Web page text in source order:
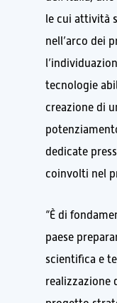
le cui attività
nell’arco dei
tecnologie
creazione di
dedicate
coinvolti nel
“È di
paese
scientifica e
realizzazione